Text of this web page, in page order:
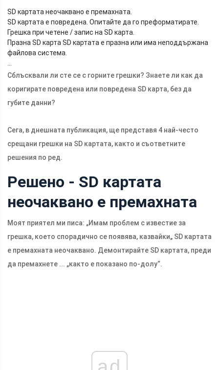
SD картата неочаквано е премахната.
SD картата е повредена. Опитайте да го преформатирате.
Грешка при четене / запис на SD карта.
Празна SD карта SD картата е празна или има неподдържана
файлова система.
Сблъсквали ли сте се с горните грешки? Знаете ли как да
коригирате повредена или повредена SD карта, без да
губите данни?
Сега, в днешната публикация, ще представя 4 най-често
срещани грешки на SD картата, както и съответните
решения по ред.
Решено - SD картата
неочаквано е премахната
Моят приятел ми писа: „Имам проблем с известие за
грешка, което спорадично се появява, казвайки„ SD картата
е премахната неочаквано. Демонтирайте SD картата, преди
да премахнете ... „както е показано по-долу“.